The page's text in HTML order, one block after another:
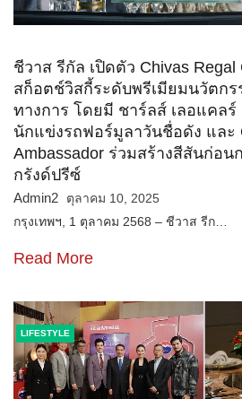
ชีวาส รีกัล เปิดตัว Chivas Regal
สก็อตช์วิสกี้ระดับพรีเมียมนวัตกร
ทางการ โดยมี ชาร์ลส์ เลอแคลร์
นักแข่งรถฟอร์มูลาวันชื่อดัง และ
Ambassador ร่วมสร้างสีสันก่อ
กรังด์ปรีซ์
Admin2
ตุลาคม 10, 2025
กรุงเทพฯ, 1 ตุลาคม 2568 – ชีวาส รีก…
Read More
LIFESTYLE